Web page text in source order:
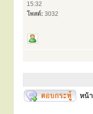
15:32
โพสต์: 3032
หน้า